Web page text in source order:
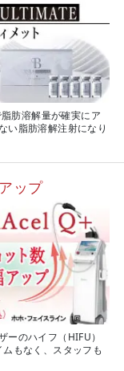
肪溶解量が確実にア
い脂肪溶解注射になり
ップ
ーのハイフ（HIFU）
もなく、スタッフも